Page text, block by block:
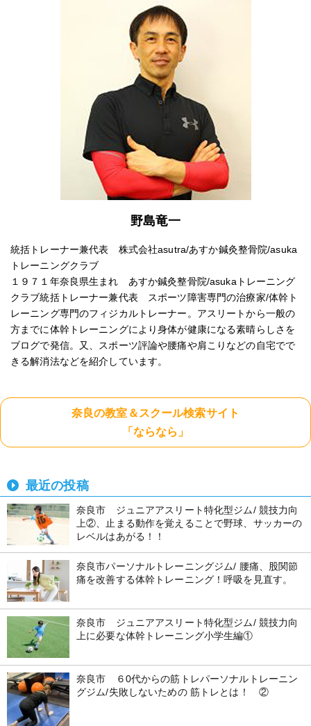
野島竜一
統括トレーナー兼代表 株式会社asutra/あすか鍼灸整骨院/asuka
トレーニングクラブ
１９７１年奈良県生まれ あすか鍼灸整骨院/asukaトレーニング
クラブ統括トレーナー兼代表 スポーツ障害専門の治療家/体幹ト
レーニング専門のフィジカルトレーナー。アスリートから一般の
方までに体幹トレーニングにより身体が健康になる素晴らしさを
ブログで発信。又、スポーツ評論や腰痛や肩こりなどの自宅でで
きる解消法などを紹介しています。
奈良の教室＆スクール検索サイト
「ならなら」
最近の投稿
奈良市 ジュニアアスリート特化型ジム/ 競技力向
上②、止まる動作を覚えることで野球、サッカーの
レベルはあがる！！
奈良市パーソナルトレーニングジム/ 腰痛、股関節
痛を改善する体幹トレーニング！呼吸を見直す。
奈良市 ジュニアアスリート特化型ジム/ 競技力向
上に必要な体幹トレーニング小学生編①
奈良市 ６0代からの筋トレパーソナルトレーニン
グジム/失敗しないための 筋トレとは！ ②